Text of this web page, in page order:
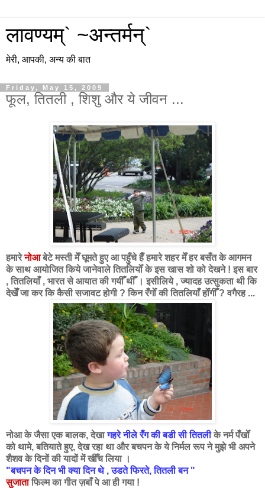
लावण्यम्` ~अन्तर्मन्`
मेरी, आपकी, अन्य की बात
Friday, May 15, 2009
फूल, तितली , शिशु और ये जीवन ...
हमारेनोआबेटे मस्ती मेँ घूमते हुए आ पहुँचे हैँ हमारे शहर मेँ हर बसँत के आगमन
के साथ आयोजित किये जानेवाले तितलियोँ के इस खास शो को देखने ! इस बार
, तितलियाँ , भारत से आयात की गयीँ थीँ । इसीलिये , ज्यादह उत्सुकता थी कि
देखेँ जा कर कि कैसी सजावट होगी ? किन रँगोँ की तितलियाँ होँगीँ ? वगैरह ...
नोआ के जैसा एक बालक, देखागहरे नीले रँग की बडी सी तितलीके नर्म पँखोँ
को थामे, बतियाते हुए, देख रहा था और बचपन के ये निर्मल रूप ने मुझे भी अपने
शैशव के दिनों की यादों में खीँच लिया ।
"बचपन के दिन भी क्या दिन थे ,उडते फिरते, तितली बन "
सुजाताफिल्म का गीत ज़बाँ पे आ ही गया !